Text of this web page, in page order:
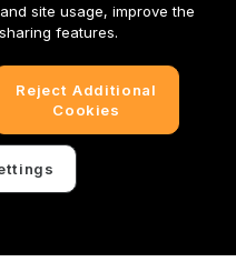
site usage, improve the
features.
Reject Additional
Cookies